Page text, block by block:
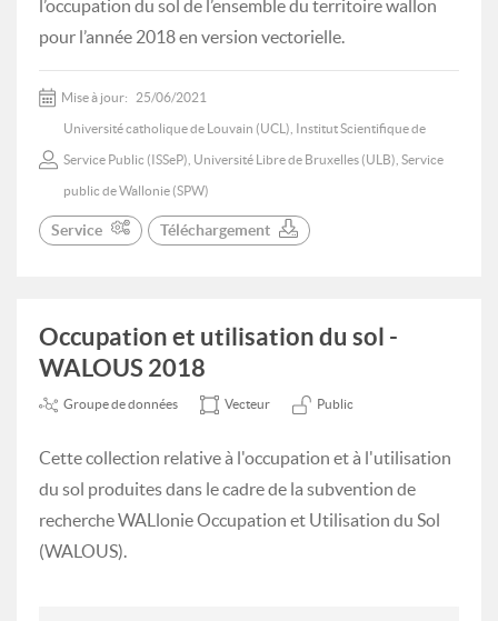
l’occupation du sol de l’ensemble du territoire wallon
pour l’année 2018 en version vectorielle.
Mise à jour: 25/06/2021
Université catholique de Louvain (UCL), Institut Scientifique de
Service Public (ISSeP), Université Libre de Bruxelles (ULB), Service
public de Wallonie (SPW)
Service Téléchargement
Occupation et utilisation du sol -
WALOUS 2018
Groupe de données Vecteur Public
Cette collection relative à l'occupation et à l'utilisation
du sol produites dans le cadre de la subvention de
recherche WALlonie Occupation et Utilisation du Sol
(WALOUS).